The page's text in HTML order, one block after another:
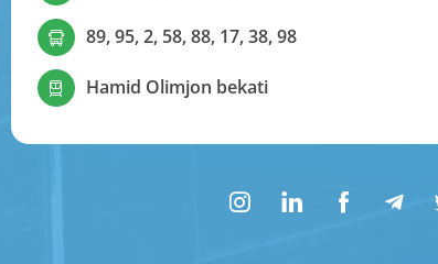
89, 95, 2, 58, 88, 17, 38, 98
Hamid Olimjon bekati